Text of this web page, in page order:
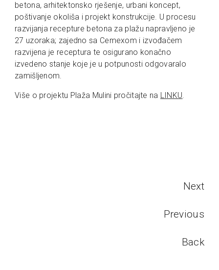
betona, arhitektonsko rješenje, urbani koncept,
poštivanje okoliša i projekt konstrukcije. U procesu
razvijanja recepture betona za plažu napravljeno je
27 uzoraka; zajedno sa Cemexom i izvođačem
razvijena je receptura te osigurano konačno
izvedeno stanje koje je u potpunosti odgovaralo
zamišljenom.
Više o projektu Plaža Mulini pročitajte na LINKU.
Next
Previous
Back